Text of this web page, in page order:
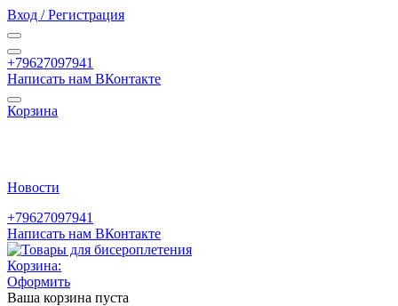
Вход / Регистрация
+79627097941
Написать нам ВКонтакте
Корзина
Новости
+79627097941
Написать нам ВКонтакте
Корзина:
Оформить
Ваша корзина пуста